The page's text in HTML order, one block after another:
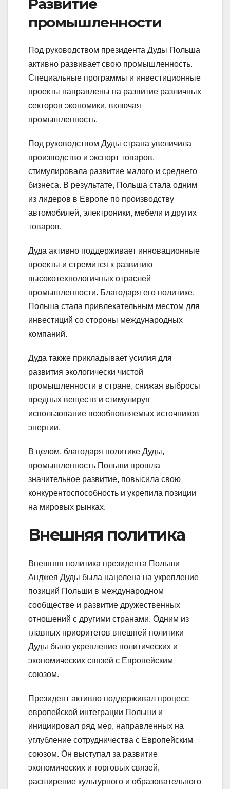
Развитие
промышленности
Под руководством президента Дуды Польша
активно развивает свою промышленность.
Специальные программы и инвестиционные
проекты направлены на развитие различных
секторов экономики, включая
промышленность.
Под руководством Дуды страна увеличила
производство и экспорт товаров,
стимулировала развитие малого и среднего
бизнеса. В результате, Польша стала одним
из лидеров в Европе по производству
автомобилей, электроники, мебели и других
товаров.
Дуда активно поддерживает инновационные
проекты и стремится к развитию
высокотехнологичных отраслей
промышленности. Благодаря его политике,
Польша стала привлекательным местом для
инвестиций со стороны международных
компаний.
Дуда также прикладывает усилия для
развития экологически чистой
промышленности в стране, снижая выбросы
вредных веществ и стимулируя
использование возобновляемых источников
энергии.
В целом, благодаря политике Дуды,
промышленность Польши прошла
значительное развитие, повысила свою
конкурентоспособность и укрепила позиции
на мировых рынках.
Внешняя политика
Внешняя политика президента Польши
Анджея Дуды была нацелена на укрепление
позиций Польши в международном
сообществе и развитие дружественных
отношений с другими странами. Одним из
главных приоритетов внешней политики
Дуды было укрепление политических и
экономических связей с Европейским
союзом.
Президент активно поддерживал процесс
европейской интеграции Польши и
инициировал ряд мер, направленных на
углубление сотрудничества с Европейским
союзом. Он выступал за развитие
экономических и торговых связей,
расширение культурного и образовательного